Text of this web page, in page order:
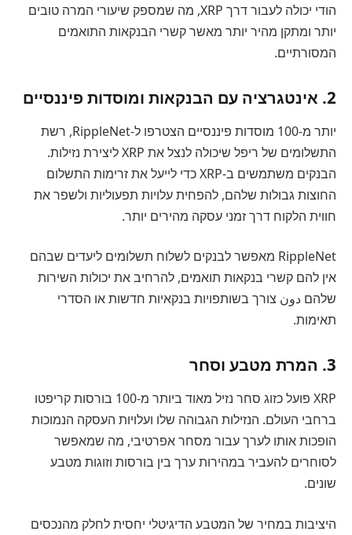
הודי יכולה לעבור דרך XRP, מה שמספק שיעורי המרה טובים
יותר ומתקן מהיר יותר מאשר קשרי הבנקאות התואמים
המסורתיים.
2. אינטגרציה עם הבנקאות ומוסדות פיננסיים
יותר מ-100 מוסדות פיננסיים הצטרפו ל-RippleNet, רשת
התשלומים של ריפל שיכולה לנצל את XRP ליצירת נזילות.
הבנקים משתמשים ב-XRP כדי לייעל את זרימות התשלום
החוצות גבולות שלהם, להפחית עלויות תפעוליות ולשפר את
חווית הלקוח דרך זמני עסקה מהירים יותר.
RippleNet מאפשר לבנקים לשלוח תשלומים ליעדים שבהם
אין להם קשרי בנקאות תואמים, להרחיב את יכולות השירות
שלהם دون צורך בשותפויות בנקאיות חדשות או הסדרי
תאימות.
3. המרת מטבע וסחר
XRP פועל כזוג סחר נזיל מאוד ביותר מ-100 בורסות קריפטו
ברחבי העולם. הנזילות הגבוהה שלו ועלויות העסקה הנמוכות
הופכות אותו לערך עבור מסחר אפרטיבי, מה שמאפשר
לסוחרים להעביר במהירות ערך בין בורסות וזוגות מטבע
שונים.
היציבות במחיר של המטבע הדיגיטלי יחסית לחלק מהנכסים